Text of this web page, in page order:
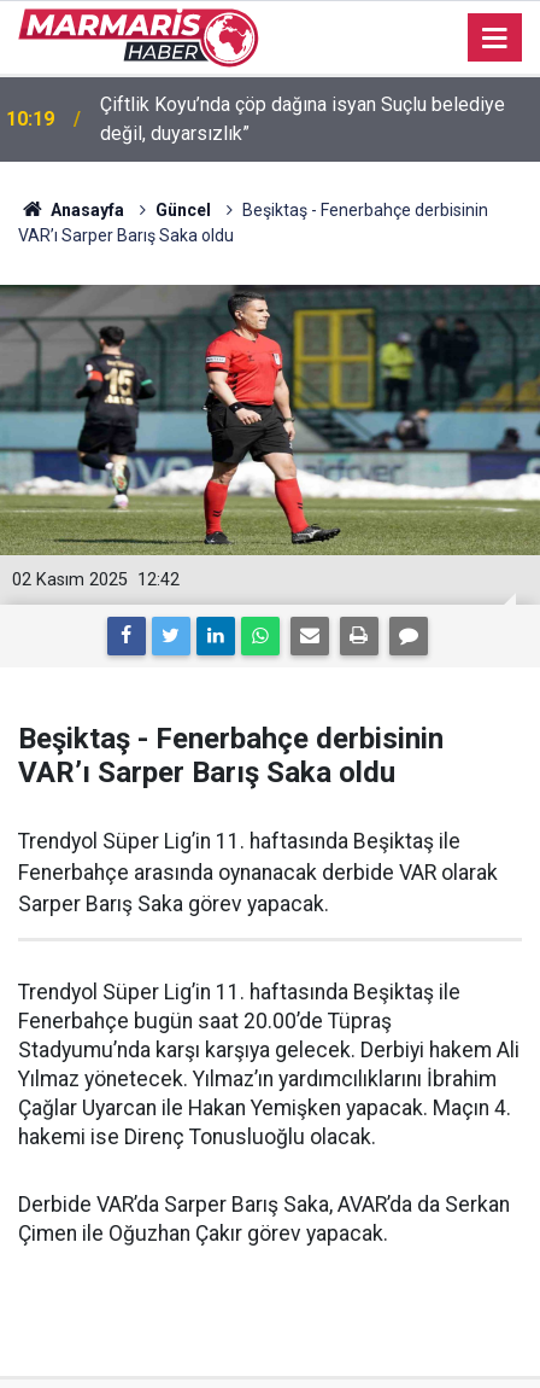
10:19
Çiftlik Koyu’nda çöp dağına isyan Suçlu belediye
değil, duyarsızlık”
Anasayfa Güncel
Beşiktaş - Fenerbahçe derbisinin
VAR’ı Sarper Barış Saka oldu
12:42
02 Kasım 2025
Beşiktaş - Fenerbahçe derbisinin
VAR’ı Sarper Barış Saka oldu
Trendyol Süper Lig’in 11. haftasında Beşiktaş ile
Fenerbahçe arasında oynanacak derbide VAR olarak
Sarper Barış Saka görev yapacak.
Trendyol Süper Lig’in 11. haftasında Beşiktaş ile
Fenerbahçe bugün saat 20.00’de Tüpraş
Stadyumu’nda karşı karşıya gelecek. Derbiyi hakem Ali
Yılmaz yönetecek. Yılmaz’ın yardımcılıklarını İbrahim
Çağlar Uyarcan ile Hakan Yemişken yapacak. Maçın 4.
hakemi ise Direnç Tonusluoğlu olacak.
Derbide VAR’da Sarper Barış Saka, AVAR’da da Serkan
Çimen ile Oğuzhan Çakır görev yapacak.